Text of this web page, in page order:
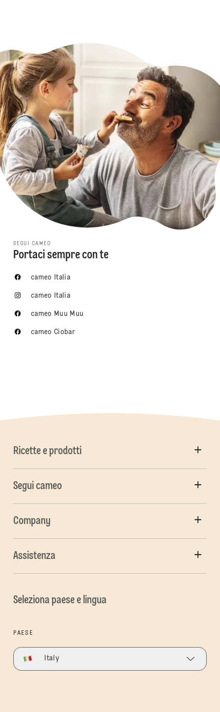
SEGUI CAMEO
Portaci sempre con te
cameo Italia
cameo Italia
cameo Muu Muu
cameo Ciobar
Ricette e prodotti
Segui cameo
Company
Assistenza
Seleziona paese e lingua
PAESE
Italy